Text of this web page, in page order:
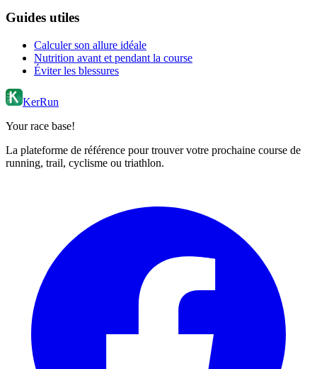
Guides utiles
Calculer son allure idéale
Nutrition avant et pendant la course
Éviter les blessures
KerRun
Your race base!
La plateforme de référence pour trouver votre prochaine course de
running, trail, cyclisme ou triathlon.